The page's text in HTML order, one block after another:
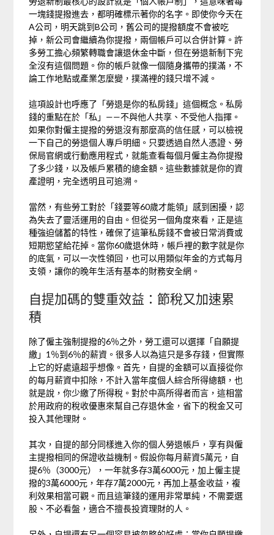
一塊錢提撥進去，都明確標示著你的名字。即使你今天在
A公司，明天跳到B公司，舊公司的提撥額度不會被吃
掉，新公司會繼續為你提撥，兩個帳戶可以合併計算。許
多勞工擔心頻繁轉職會讓退休金中斷，但在勞退新制下完
全沒有這個問題。你的帳戶就像一個隨身攜帶的撲滿，不
論工作地點或產業怎麼變，撲滿裡的錢只增不減。
這項設計也呼應了「勞退是你的私房錢」這個概念。私房
錢的重點在於「私」——不與他人共享、不受他人指揮。
如果你對僱主提撥的勞退沒有那麼高的信任感，可以檢視
一下自己的勞退個人專戶明細。只要透過自然人憑證、勞
保局官網或行動應用程式，就能查看每個月僱主為你提撥
了多少錢，以及帳戶累積的總金額。這些數據就是你的資
產證明，完全透明且可追溯。
當然，有些勞工對於「錢要等60歲才能領」感到困擾，認
為失去了靈活運用的自由。但從另一個角度來看，正是這
種強迫儲蓄的特性，確保了這筆私房錢不會被日常消費或
短期慾望給花掉。當你60歲退休時，帳戶裡的數字就是你
的底氣，可以一次性領回，也可以用類似年金的方式每月
支領，讓你的晚年生活有基本的財務安全網。
自提加碼的雙重效益：節稅又加速累
積
除了僱主強制提撥的6％之外，勞工還可以選擇「自願提
繳」1％到6％的薪資。很多人以為這只是多存錢，但實際
上它的好處遠超乎想像。首先，自提的金額可以直接從你
的每月薪資中扣除，不計入當年度個人綜合所得總額，也
就是說，你少繳了所得稅。對於中高所得者而言，這相當
於用政府的稅收優惠來幫自己存退休金，省下的稅金又可
投入其他理財。
其次，自提的部分同樣進入你的個人勞退帳戶，享有與僱
主提撥相同的保證收益機制。假設你每月薪資5萬元，自
提6％（3000元），一年就多存3萬6000元，加上僱主提
撥的3萬6000元，年存7萬2000元，再加上基金收益，複
利效果相當可觀。而且這筆錢的運用非常單純，不需要選
股、不必看盤，適合不擅長投資理財的人。